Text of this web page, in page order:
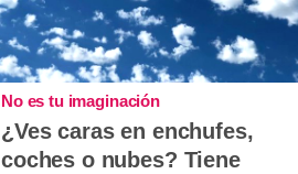
No es tu imaginación
¿Ves caras en enchufes,
coches o nubes? Tiene